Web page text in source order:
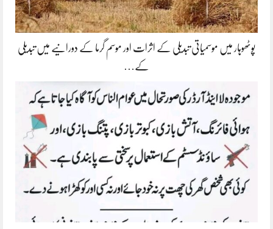
پوٹھوہار میں موسمیاتی تبدیلی کے اثرات اور موسم گرما کے دورانیے میں تبدیلی
کے…